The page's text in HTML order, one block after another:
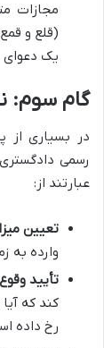
مجازات
(قلع و
یک دعوای
گام سوم:
در بسیاری از
رسمی
عبارتند از:
تعیین
وارده به
تأیید
کند که
رخ داده